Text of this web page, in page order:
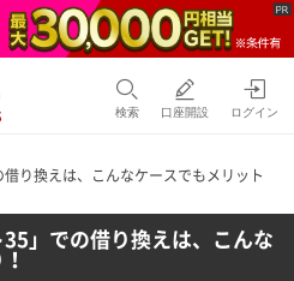
検索 口座開設 ログイン
借り換えは、こんなケースでもメリット
35」での借り換えは、こんな